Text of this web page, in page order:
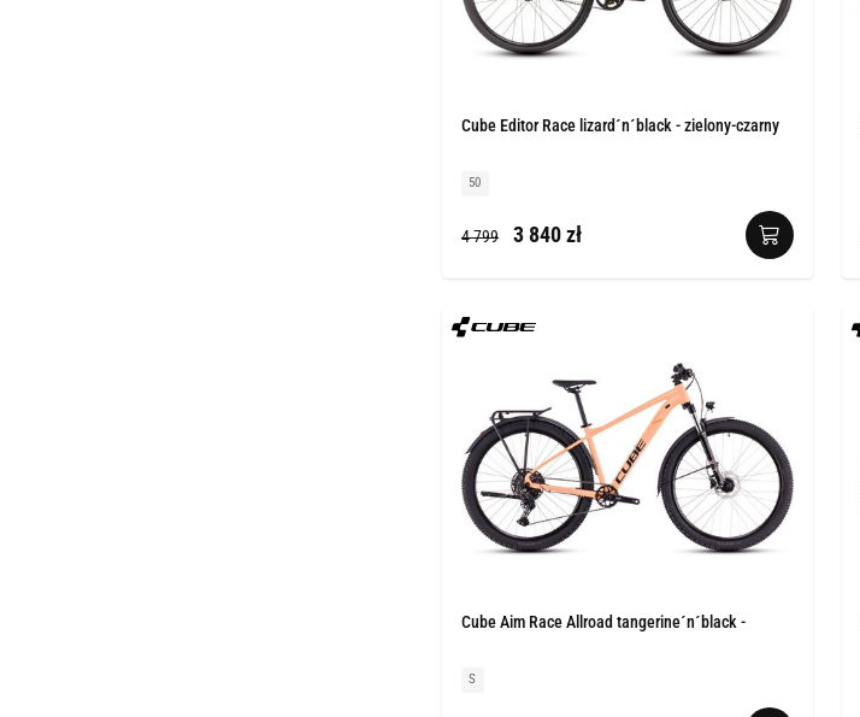
Cube Editor Race lizard´n´black - zielony-czarny
50
4 799 3 840 zł
Cube Aim Race Allroad tangerine´n´black -
S